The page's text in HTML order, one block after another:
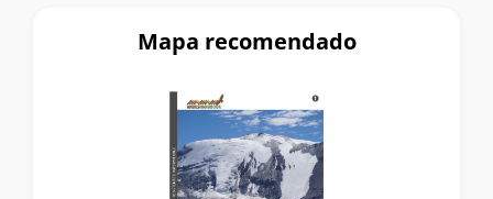
Mapa recomendado